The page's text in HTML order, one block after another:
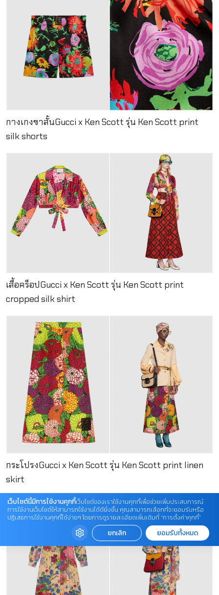
กางเกงขาสั้นGucci x Ken Scott รุ่น Ken Scott print
silk shorts
เสื้อคร็อปGucci x Ken Scott รุ่น Ken Scott print
cropped silk shirt
กระโปรงGucci x Ken Scott รุ่น Ken Scott print linen
skirt
เว็บไซต์นี้มีการใช้งานคุกกี้เว็บไซต์ของเราใช้งานคุกกี้เพื่อช่วยเพิ่มประสบการณ์
การใช้งานเว็บไซต์ให้สามารถใช้งานได้ดียิ่งขึ้น คุณสามารถเลือกที่จะยอมรับหรือ
ปฏิเสธการใช้งานคุกกี้ได้ง่ายๆ โดยการดูรายละเอียดเพิ่มเติมที่ “การตั้งค่าคุกกี้”
ยกเลิก ยอมรับทั้งหมด